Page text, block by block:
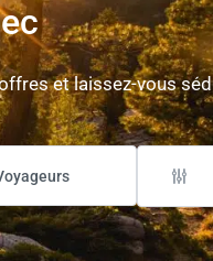
et laissez-vous